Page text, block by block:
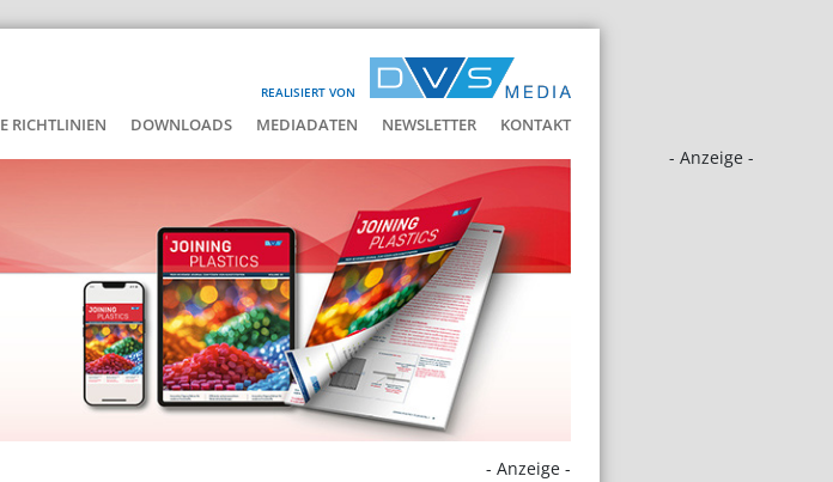
REALISIERT VON
RICHTLINIEN DOWNLOADS MEDIADATEN NEWSLETTER KONTAKT
- Anzeige -
- Anzeige -